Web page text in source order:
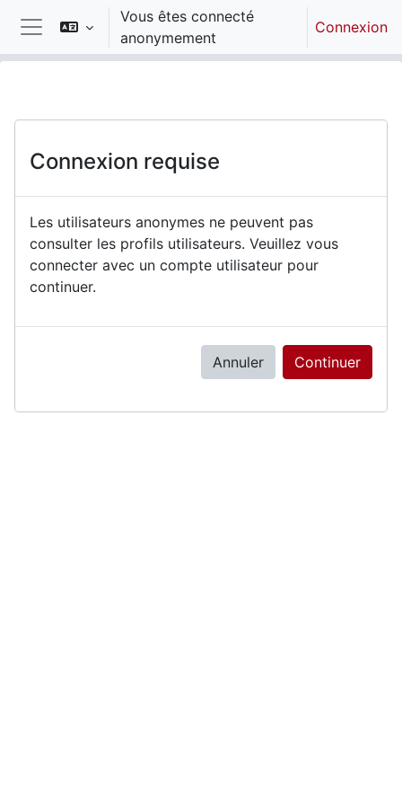
Passer au contenu principal
Panneau latéral
Vous êtes connecté
anonymement
Connexion
Connexion requise
Les utilisateurs anonymes ne peuvent pas
consulter les profils utilisateurs. Veuillez vous
connecter avec un compte utilisateur pour
continuer.
Annuler Continuer